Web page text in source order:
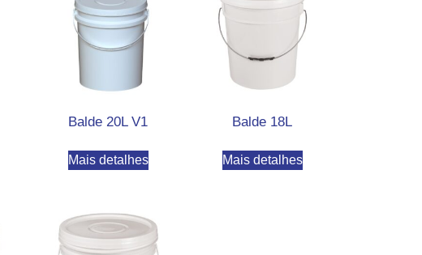
Balde 20L V1
Mais detalhes
Balde 18L
Mais detalhes